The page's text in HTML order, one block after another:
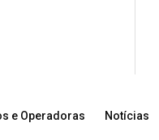
e Operadoras Notícias